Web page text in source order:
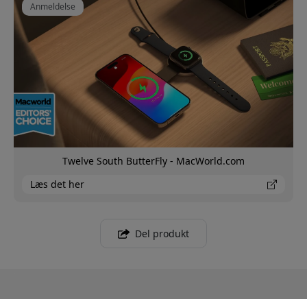
Anmeldelse
Twelve South ButterFly - MacWorld.com
Læs det her
Del produkt